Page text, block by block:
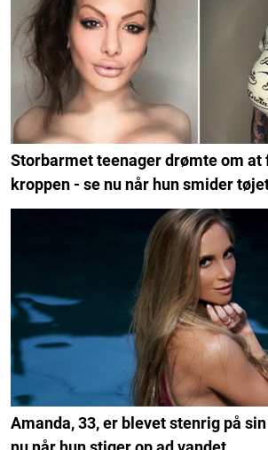
Storbarmet teenager drømte om at
kroppen - se nu når hun smider
Amanda, 33, er blevet stenrig på